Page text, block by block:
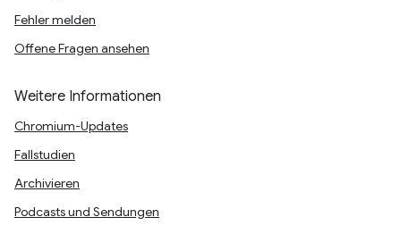
Fehler melden
Offene Fragen ansehen
Weitere Informationen
Chromium-Updates
Fallstudien
Archivieren
Podcasts und Sendungen